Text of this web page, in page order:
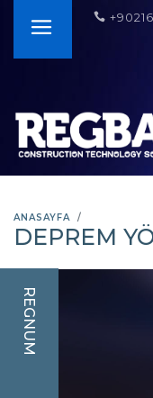
ANASAYFA
DEPREM
REGNUM